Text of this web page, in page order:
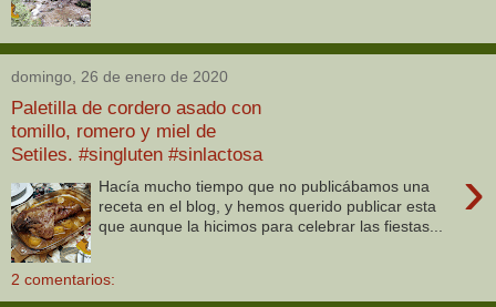
domingo, 26 de enero de 2020
Paletilla de cordero asado con
tomillo, romero y miel de
Setiles. #singluten #sinlactosa
›
Hacía mucho tiempo que no publicábamos una
receta en el blog, y hemos querido publicar esta
que aunque la hicimos para celebrar las fiestas...
2 comentarios: